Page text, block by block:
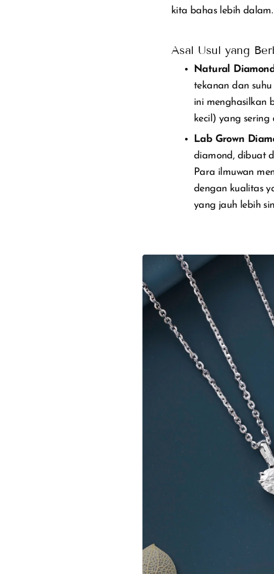
kita bahas lebih dalam.
Asal Usul yang
Natural
tekanan dan
ini menghasilkan
kecil) yang
Lab Grown
diamond, dibuat
Para ilmuwan
dengan kualitas
yang jauh lebih